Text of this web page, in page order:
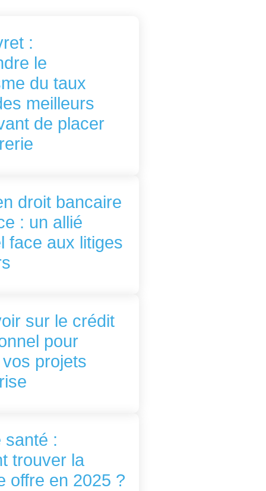
:
le
du taux
meilleurs
de placer
droit bancaire
: un allié
face aux litiges
sur le crédit
pour
projets
santé :
trouver la
offre en 2025 ?